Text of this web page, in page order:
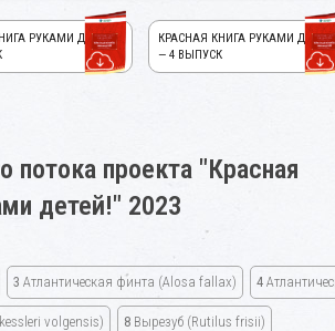
РУКАМИ ДЕТЕЙ!
КРАСНАЯ КНИГА РУКАМИ ДЕТЕЙ!
— 4 ВЫПУСК
потока проекта "Красная
детей!" 2023
3 Атлантическая финта (Alosa fallax) 4
volgensis) 8 Вырезуб (Rutilus frisii)